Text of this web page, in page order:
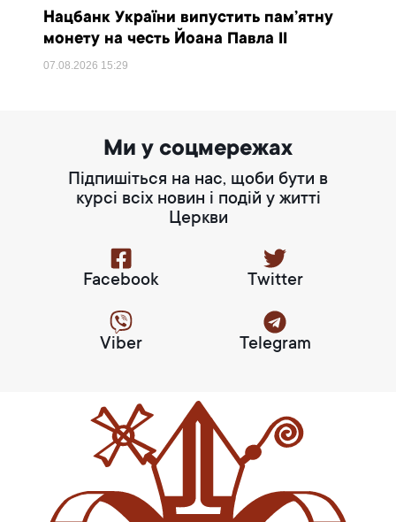
Нацбанк України випустить пам’ятну
монету на честь Йоана Павла II
07.08.2026 15:29
Ми у соцмережах
Підпишіться на нас, щоби бути в
курсі всіх новин і подій у житті
Церкви
Facebook Twitter
Viber Telegram